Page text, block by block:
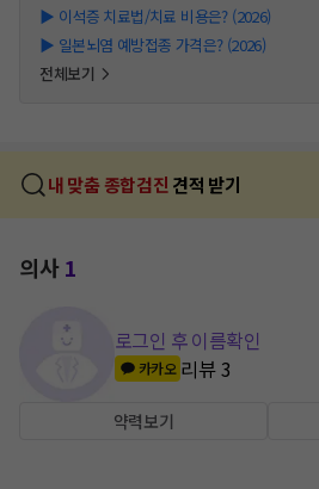
▶ 이석증 치료법/치료 비용은? (2026)
▶ 일본뇌염 예방접종 가격은? (2026)
전체보기
내 맞춤 종합검진 견적 받기
의사1
로그인 후 이름확인
카카오 리뷰3
약력보기